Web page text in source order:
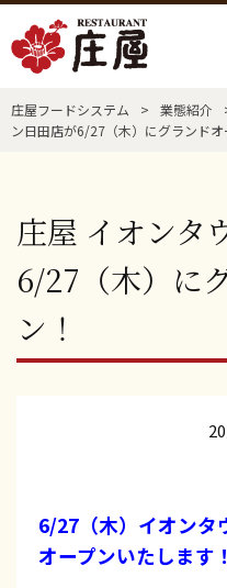
庄屋フードシステム > 業態紹介
ン日田店が6/27（木）にグランドオ
庄屋 イオンタ
6/27（木）に
ン！
6/27（木）イオンタ
オープンいたします！